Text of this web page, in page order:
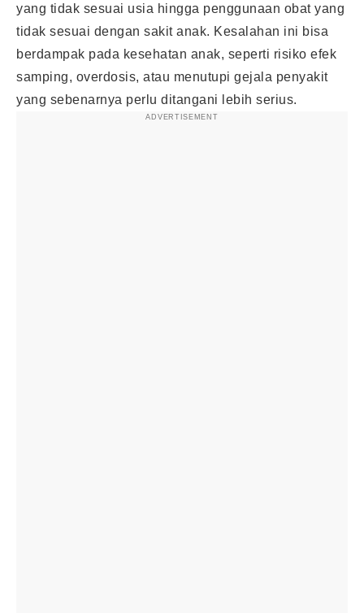
yang tidak sesuai usia hingga penggunaan obat yang
tidak sesuai dengan sakit anak. Kesalahan ini bisa
berdampak pada kesehatan anak, seperti risiko efek
samping, overdosis, atau menutupi gejala penyakit
yang sebenarnya perlu ditangani lebih serius.
ADVERTISEMENT